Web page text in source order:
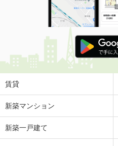
賃貸
新築マンション
新築一戸建て